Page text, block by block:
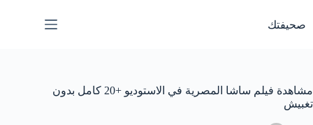
المحتوى
صحيفتك
مشاهدة فيلم ساشا المصرية في الاستوديو +20 كامل بدون
تغبيش